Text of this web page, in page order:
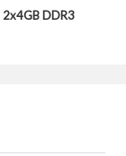
DDR3